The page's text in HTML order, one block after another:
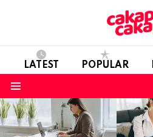
LATEST POPULAR
LATEST
STORIES